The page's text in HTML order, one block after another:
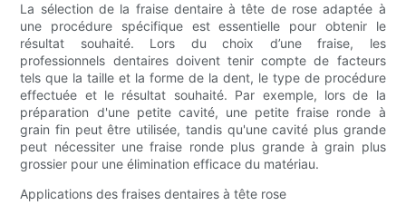
La sélection de la fraise dentaire à tête de rose adaptée à
une procédure spécifique est essentielle pour obtenir le
résultat souhaité. Lors du choix d’une fraise, les
professionnels dentaires doivent tenir compte de facteurs
tels que la taille et la forme de la dent, le type de procédure
effectuée et le résultat souhaité. Par exemple, lors de la
préparation d'une petite cavité, une petite fraise ronde à
grain fin peut être utilisée, tandis qu'une cavité plus grande
peut nécessiter une fraise ronde plus grande à grain plus
grossier pour une élimination efficace du matériau.
Applications des fraises dentaires à tête rose